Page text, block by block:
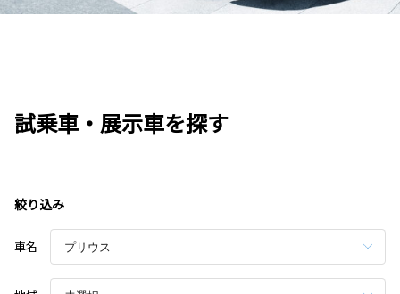
試乗車・展示車を探す
絞り込み
車名